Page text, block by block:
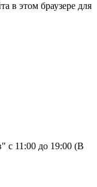
в этом браузере для
с 11:00 до 19:00 (В